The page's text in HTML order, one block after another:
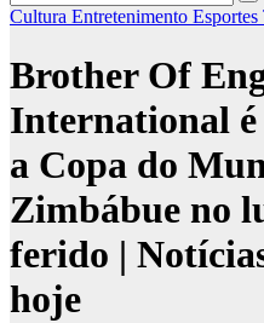
Cultura Entretenimento Esportes
Brother Of
International é
a Copa do
Zimbábue no
ferido |
hoje